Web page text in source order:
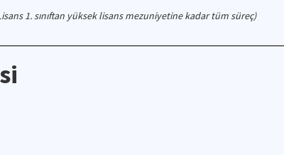
1. sınıftan yüksek lisans mezuniyetine kadar tüm süreç)